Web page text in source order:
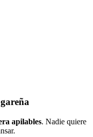
apilables. Nadie quiere